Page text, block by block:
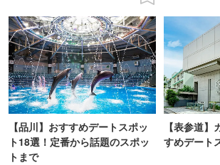
【品川】おすすめデートスポッ
ト18選！定番から話題のスポッ
トまで
【表参道
すめデート